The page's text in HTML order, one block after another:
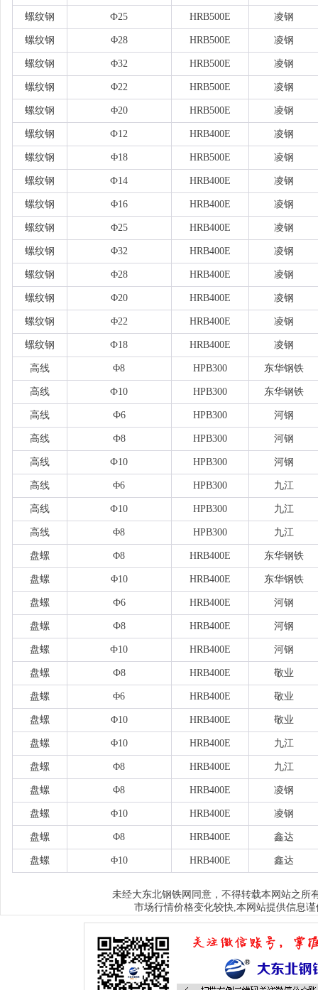
螺纹钢 Ф25 HRB500E 凌钢
螺纹钢 Φ28 HRB500E 凌钢
螺纹钢 Φ32 HRB500E 凌钢
螺纹钢 Φ22 HRB500E 凌钢
螺纹钢 Φ20 HRB500E 凌钢
螺纹钢 Ф12 HRB400E 凌钢
螺纹钢 Φ18 HRB500E 凌钢
螺纹钢 Ф14 HRB400E 凌钢
螺纹钢 Φ16 HRB400E 凌钢
螺纹钢 Φ25 HRB400E 凌钢
螺纹钢 Φ32 HRB400E 凌钢
螺纹钢 Φ28 HRB400E 凌钢
螺纹钢 Φ20 HRB400E 凌钢
螺纹钢 Φ22 HRB400E 凌钢
螺纹钢 Ф18 HRB400E 凌钢
高线 Φ8 HPB300 东华钢铁
高线 Ф10 HPB300 东华钢铁
高线 Ф6 HPB300 河钢
高线 Ф8 HPB300 河钢
高线 Ф10 HPB300 河钢
高线 Φ6 HPB300 九江
高线 Ф10 HPB300 九江
高线 Φ8 HPB300 九江
盘螺 Φ8 HRB400E 东华钢铁
盘螺 Φ10 HRB400E 东华钢铁
盘螺 Ф6 HRB400E 河钢
盘螺 Ф8 HRB400E 河钢
盘螺 Ф10 HRB400E 河钢
盘螺 Ф8 HRB400E 敬业
盘螺 Φ6 HRB400E 敬业
盘螺 Φ10 HRB400E 敬业
盘螺 Φ10 HRB400E 九江
盘螺 Φ8 HRB400E 九江
盘螺 Φ8 HRB400E 凌钢
盘螺 Φ10 HRB400E 凌钢
盘螺 Φ8 HRB400E 鑫达
盘螺 Φ10 HRB400E 鑫达
未经大东北钢铁网 同意，不得转载本网站之所
市场行情价格变化较快,本网站提供信息